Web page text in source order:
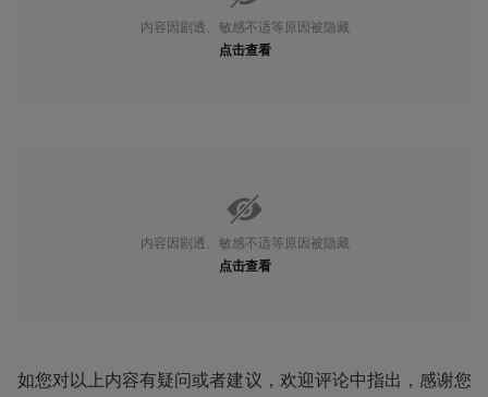
内容因剧透、敏感不适等原因被隐藏
点击查看
内容因剧透、敏感不适等原因被隐藏
点击查看
如您对以上内容有疑问或者建议，欢迎评论中指出，感谢您